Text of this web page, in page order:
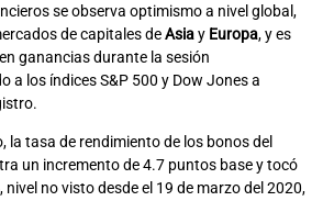
se observa optimismo a nivel global,
de capitales deAsiay Europa, y es
ganancias durante la sesión
a los índices S&P 500 y Dow Jones a
la tasa de rendimiento de los bonos del
un incremento de 4.7 puntos base y tocó
nivel no visto desde el 19 de marzo del 2020,